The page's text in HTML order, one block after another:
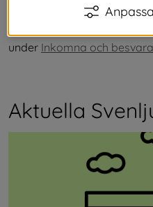
Svenljungaförslag som vi
ändå kan vara av intresse
under Inkomna och
Aktuella